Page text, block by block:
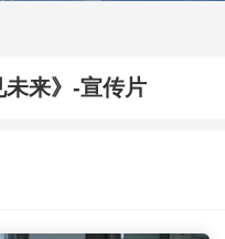
来》-宣传片